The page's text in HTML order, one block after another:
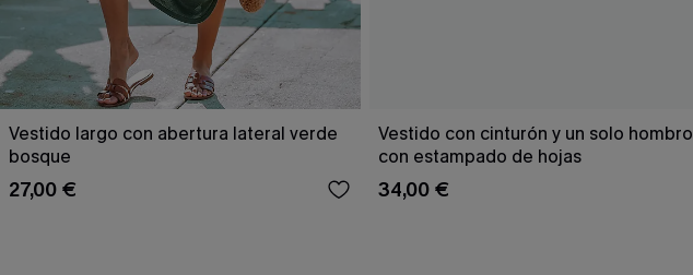
Vestido largo con abertura lateral verde
bosque
27,00 €
Vestido con cinturón y un solo hombro
con estampado de hojas
34,00 €